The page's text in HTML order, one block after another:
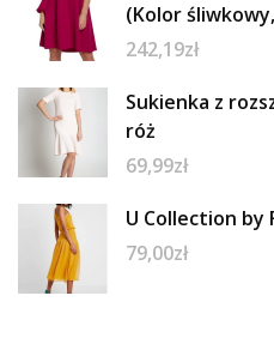
(Kolor
242,19zł
Sukienka z
róż
69,99zł
U Collection by
79,00zł